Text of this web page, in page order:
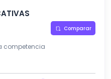
Comparar
competencia